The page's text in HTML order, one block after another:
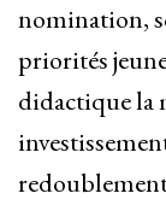
nomination,
priorités
didactique la